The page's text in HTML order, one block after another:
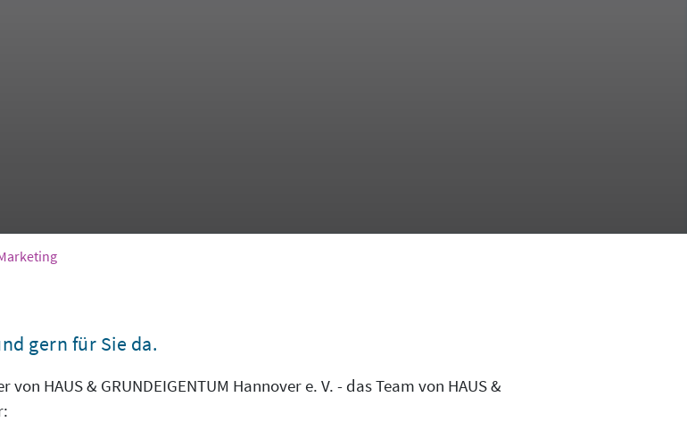
gern für Sie da.
HAUS & GRUNDEIGENTUM Hannover e. V. - das Team von HAUS &